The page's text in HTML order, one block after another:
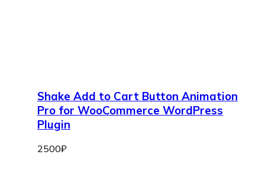
Shake Add to Cart Button Animation
Pro for WooCommerce WordPress
Plugin
2500₽